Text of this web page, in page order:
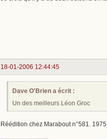
18-01-2006 12:44:45
Dave O'Brien a écrit :
Un des meilleurs Léon Groc
Réédition chez Marabout n°581.